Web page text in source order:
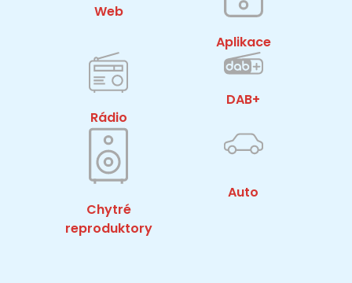
Web
Aplikace
Rádio
DAB+
Chytré
reproduktory
Auto